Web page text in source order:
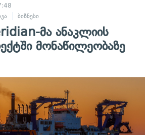
ბიზნესი
მა ანაკლიის
მონაწილეობაზე